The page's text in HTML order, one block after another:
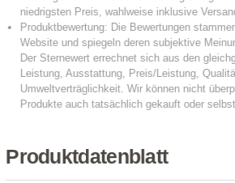
Produktdatenblatt